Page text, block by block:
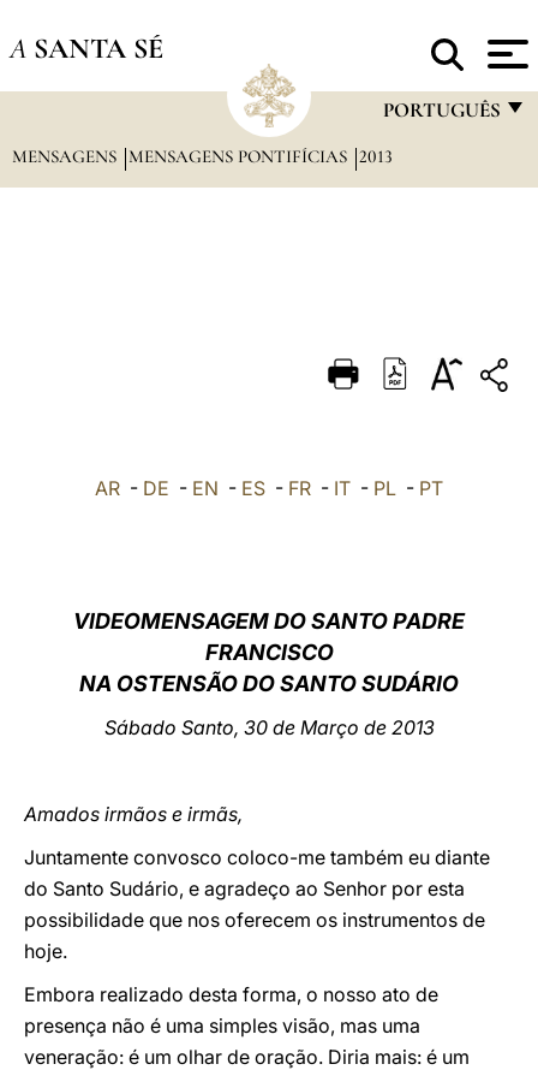
A SANTA SÉ
PORTUGUÊS
FRANÇAIS
DEUTSCH
العربيّة
MENSAGENS MENSAGENS PONTIFÍCIAS 2013
AR - DE - EN - ES - FR - IT - PL - PT
VIDEOMENSAGEM DO SANTO PADRE
FRANCISCO
NA OSTENSÃO DO SANTO SUDÁRIO
Sábado Santo, 30 de Março de 2013
Amados irmãos e irmãs,
Juntamente convosco coloco-me também eu diante
do Santo Sudário, e agradeço ao Senhor por esta
possibilidade que nos oferecem os instrumentos de
hoje.
Embora realizado desta forma, o nosso ato de
presença não é uma simples visão, mas uma
veneração: é um olhar de oração. Diria mais: é um